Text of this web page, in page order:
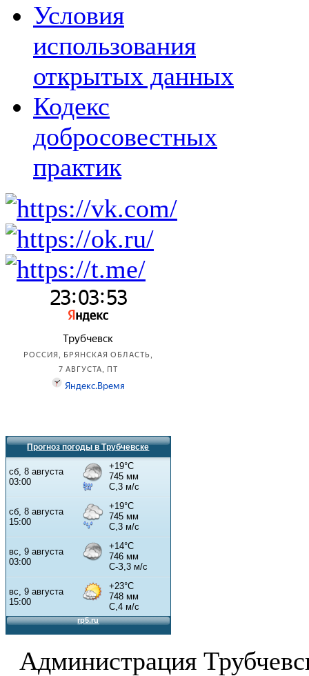
Условия
использования
открытых данных
Кодекс
добросовестных
практик
Прогноз погоды в Трубчевске
Администрация